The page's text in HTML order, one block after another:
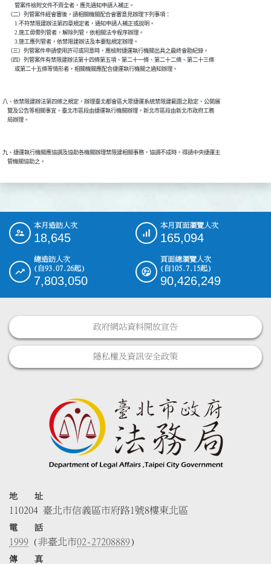
          管案件檢附文件不齊全者，應先通知申請人補正。
    （二）列管案件經會審後，請相關機關配合會審意見辦理下列事項：
          1.不符禁限建辦法第四章規定者，通知申請人補正或說明。
          2.施工毋需列管者，解除列管，依相關法令程序辦理。
          3.施工應列管者，依禁限建辦法及本要點規定辦理。
    （三）列管案件申請使用許可或同意時，應檢附捷運執行機關出具之最終會勘紀錄。
    （四）列管案件有禁限建辦法第十四條第五項、第二十一條、第二十二條、第二十三條
八、依禁限建辦法第四條之規定，辦理臺北都會區大眾捷運系統禁限建範圍之勘定、公開展
    覽及公告等相關事宜，臺北市區段由捷運執行機關辦理，新北市區段由新北市政府工務
九、捷運執行機關應協調及協助各機關辦理禁限建相關事務，協調不成時，得請中央捷運主
::: 本月造訪人次
18,645
本月頁面瀏覽人次
165,094
總造訪人次
(自93.07.26起)
7,803,050
頁面總瀏覽人次
(自105.7.15起)
90,426,249
政府網站資料開放宣告
隱私權及資訊安全政策
地 址
110204 臺北市信義區市府路1號8樓東北區
電 話
1999 (非臺北市02-27208889)
傳 真